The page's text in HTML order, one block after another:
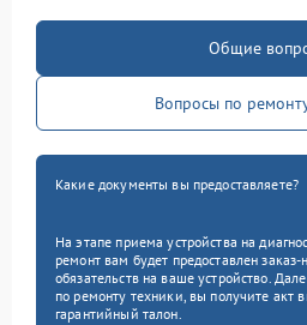
Общие
Вопросы по
Какие документы вы предоставляете?
На этапе приема устройства на
ремонт вам будет предоставлен
обязательств на ваше устройство.
по ремонту техники, вы получите акт
гарантийный талон.